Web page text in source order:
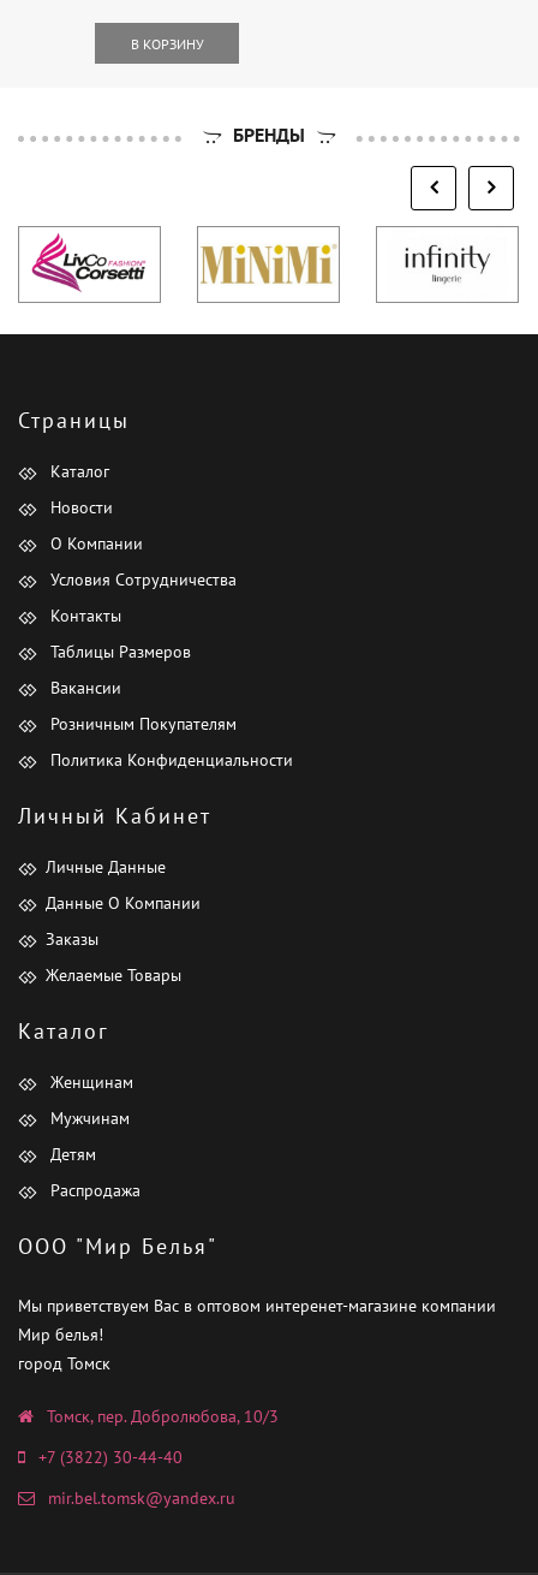
В КОРЗИНУ
БРЕНДЫ
Страницы
Каталог
Новости
О Компании
Условия Сотрудничества
Контакты
Таблицы Размеров
Вакансии
Розничным Покупателям
Политика Конфиденциальности
Личный Кабинет
Личные Данные
Данные О Компании
Заказы
Желаемые Товары
Каталог
Женщинам
Мужчинам
Детям
Распродажа
ООО "Мир Белья"
Мы приветствуем Вас в оптовом интеренет-магазине компании
Мир белья!
город Томск
Томск, пер. Добролюбова, 10/3
+7 (3822) 30-44-40
mir.bel.tomsk@yandex.ru